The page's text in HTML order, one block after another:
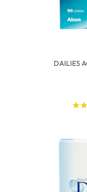
DAILIES